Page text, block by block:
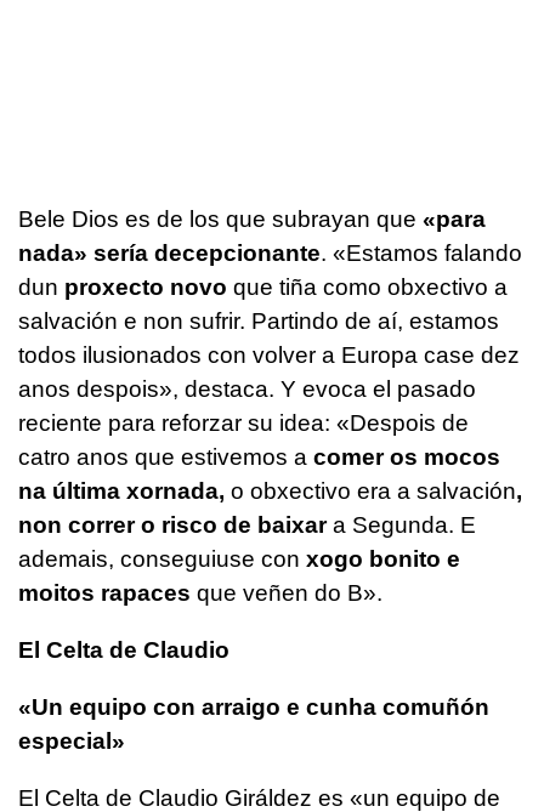
Bele Dios es de los que subrayan que «para
nada» sería decepcionante. «Estamos falando
dun proxecto novo que tiña como obxectivo a
salvación e non sufrir. Partindo de aí, estamos
todos ilusionados con volver a Europa case dez
anos despois», destaca. Y evoca el pasado
reciente para reforzar su idea: «Despois de
catro anos que estivemos a comer os mocos
na última xornada, o obxectivo era a salvación,
non correr o risco de baixara Segunda. E
ademais, conseguiuse con xogo bonito e
moitos rapaces que veñen do B».
El Celta de Claudio
«Un equipo con arraigo e cunha comuñón
especial»
El Celta de Claudio Giráldez es «un equipo de